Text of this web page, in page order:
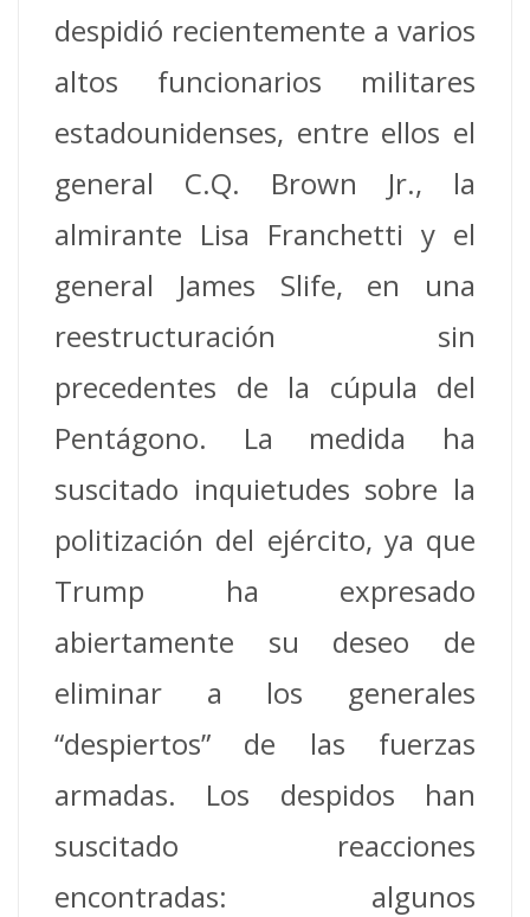
despidió recientemente a varios
altos funcionarios militares
estadounidenses, entre ellos el
general C.Q. Brown Jr., la
almirante Lisa Franchetti y el
general James Slife, en una
reestructuración sin
precedentes de la cúpula del
Pentágono.
La medida ha
suscitado inquietudes sobre la
politización del ejército, ya que
Trump ha expresado
abiertamente su deseo de
eliminar a los generales
“despiertos” de las fuerzas
armadas. Los despidos han
suscitado reacciones
encontradas: algunos